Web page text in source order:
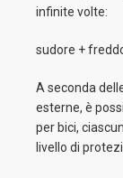
infinite volte:
sudore +
A seconda
esterne, è
per bici,
livello di